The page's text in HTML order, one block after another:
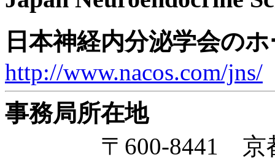
日本神経内分泌学会の
http://www.nacos.com/jns/
事務局所在地
〒600-8441 京都府